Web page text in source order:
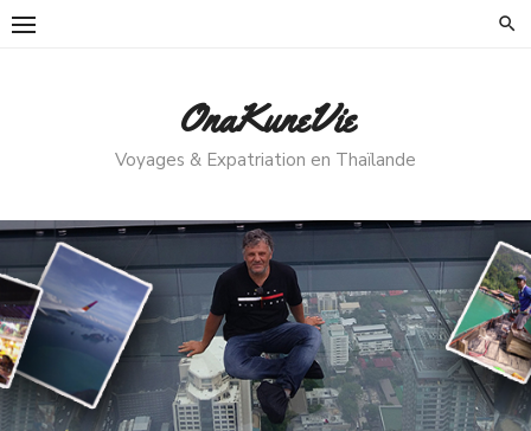
Skip
OnaKuneVie
Voyages & Expatriation en Thaïlande